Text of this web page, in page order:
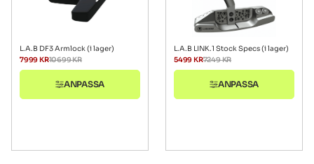
L.A.B DF3 Armlock (i lager)
10699KR
7999KR
ANPASSA
L.A.B LINK.1 Stock Specs (i lager)
7249KR
5499KR
ANPASSA